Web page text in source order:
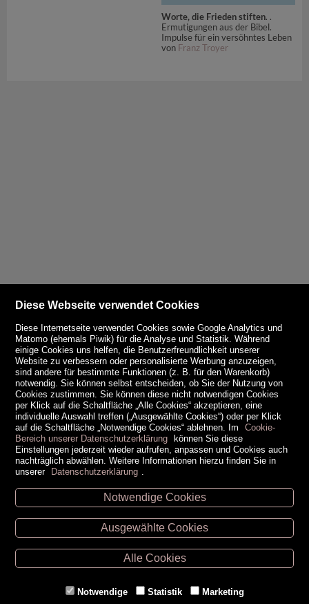
Worte, die Frieden stiften. .
Ermutigungen aus der Bibel.
Impulse für ein versöhntes Leben
von Franz Troyer
Unsere Öffnungszeiten
Retz -02942/20433
Hollabrunn -02952/30057
Eggenburg -02984/3836
Gmünd -
Diese Webseite verwendet Cookies
Diese Internetseite verwendet Cookies sowie Google Analytics und
Matomo (ehemals Piwik) für die Analyse und Statistik. Während
einige Cookies uns helfen, die Benutzerfreundlichkeit unserer
Website zu verbessern oder personalisierte Werbung anzuzeigen,
sind andere für bestimmte Funktionen (z. B. für den Warenkorb)
notwendig. Sie können selbst entscheiden, ob Sie der Nutzung von
Cookies zustimmen. Sie können diese nicht notwendigen Cookies
per Klick auf die Schaltfläche „Alle Cookies“ akzeptieren, eine
individuelle Auswahl treffen („Ausgewählte Cookies“) oder per Klick
auf die Schaltfläche „Notwendige Cookies“ ablehnen. Im
Cookie-
Bereich unserer Datenschutzerklärung können Sie diese
Einstellungen jederzeit wieder aufrufen, anpassen und Cookies auch
nachträglich abwählen. Weitere Informationen hierzu finden Sie in
unserer Datenschutzerklärung
Notwendige Cookies
Ausgewählte Cookies
Alle Cookies
Notwendige Statistik Marketing